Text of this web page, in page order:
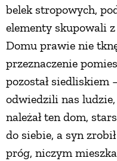
belek stropowych,
elementy skupowali
Domu prawie nie
przeznaczenie
pozostał
odwiedzili nas
należał ten dom,
do siebie, a syn
próg, niczym